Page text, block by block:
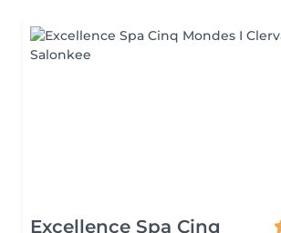
Excellence Spa Cinq